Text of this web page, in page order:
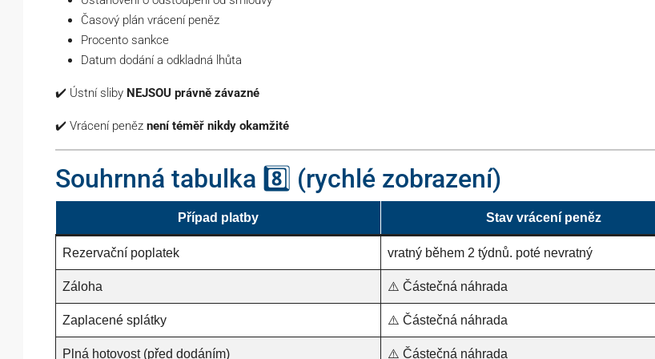
Časový plán vrácení peněz
Procento sankce
Datum dodání a odkladná lhůta
✔️ Ústní sliby NEJSOU právně závazné
✔️ Vrácení peněz není téměř nikdy okamžité
Souhrnná tabulka 8️⃣ (rychlé zobrazení)
Případ platby Stav vrácení peněz
Rezervační poplatek vratný během 2 týdnů. poté nevratný
Záloha ⚠️ Částečná náhrada
Zaplacené splátky ⚠️ Částečná náhrada
Plná hotovost (před dodáním) ⚠️ Částečná náhrada